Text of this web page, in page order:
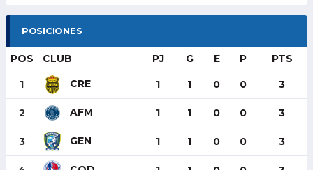
POSICIONES
POS CLUB PJ G E P PTS
1 CRE 1 1 0 0 3
2 AFM 1 1 0 0 3
3 GEN 1 1 0 0 3